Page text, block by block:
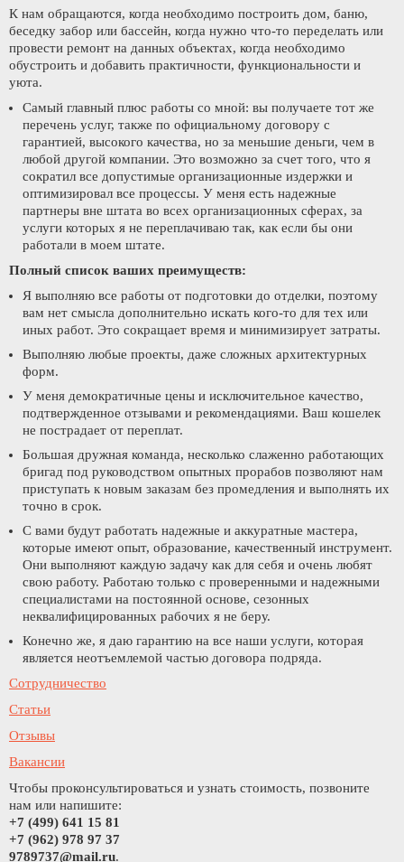
К нам обращаются, когда необходимо построить дом, баню,
беседку забор или бассейн, когда нужно что-то переделать или
провести ремонт на данных объектах, когда необходимо
обустроить и добавить практичности, функциональности и
уюта.
Самый главный плюс работы со мной: вы получаете тот же
перечень услуг, также по официальному договору с
гарантией, высокого качества, но за меньшие деньги, чем в
любой другой компании. Это возможно за счет того, что я
сократил все допустимые организационные издержки и
оптимизировал все процессы. У меня есть надежные
партнеры вне штата во всех организационных сферах, за
услуги которых я не переплачиваю так, как если бы они
работали в моем штате.
Полный список ваших преимуществ:
Я выполняю все работы от подготовки до отделки, поэтому
вам нет смысла дополнительно искать кого-то для тех или
иных работ. Это сокращает время и минимизирует затраты.
Выполняю любые проекты, даже сложных архитектурных
форм.
У меня демократичные цены и исключительное качество,
подтвержденное отзывами и рекомендациями. Ваш кошелек
не пострадает от переплат.
Большая дружная команда, несколько слаженно работающих
бригад под руководством опытных прорабов позволяют нам
приступать к новым заказам без промедления и выполнять их
точно в срок.
С вами будут работать надежные и аккуратные мастера,
которые имеют опыт, образование, качественный инструмент.
Они выполняют каждую задачу как для себя и очень любят
свою работу. Работаю только с проверенными и надежными
специалистами на постоянной основе, сезонных
неквалифицированных рабочих я не беру.
Конечно же, я даю гарантию на все наши услуги, которая
является неотъемлемой частью договора подряда.
Сотрудничество
Статьи
Отзывы
Вакансии
Чтобы проконсультироваться и узнать стоимость, позвоните
нам или напишите:
+7 (499) 641 15 81
+7 (962) 978 97 37
9789737@mail.ru.